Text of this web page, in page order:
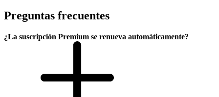
Preguntas frecuentes
¿La suscripción Premium se renueva automáticamente?